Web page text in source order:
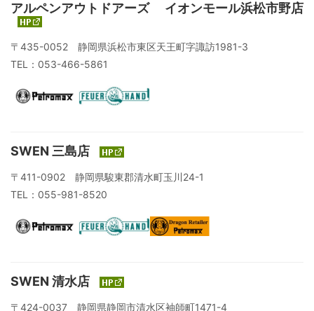
アルペンアウトドアーズ イオンモール浜松市野店
〒435-0052 静岡県浜松市東区天王町字諏訪1981-3
TEL：053-466-5861
SWEN 三島店
〒411-0902 静岡県駿東郡清水町玉川24-1
TEL：055-981-8520
SWEN 清水店
〒424-0037 静岡県静岡市清水区袖師町1471-4